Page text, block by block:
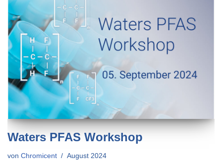
Waters PFAS Workshop
von Chromicent August 2024